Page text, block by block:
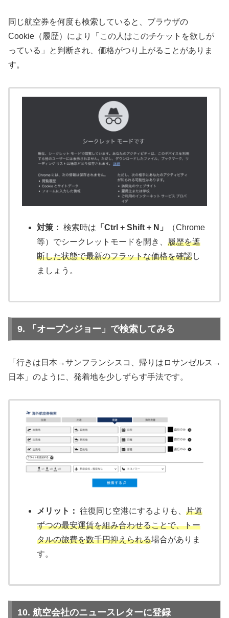
同じ航空券を何度も検索していると、ブラウザの
Cookie（履歴）により「この人はこのチケットを欲しが
っている」と判断され、価格がつり上がることがありま
す。
対策： 検索時は 「Ctrl + Shift + N」
（Chrome
等）でシークレットモードを開き、履歴を遮
断した状態で最新のフラットな価格を確認し
ましょう。
9. 「オープンジョー」で検索してみる
「行きは日本→サンフランシスコ、帰りはロサンゼルス→
日本」のように、発着地を少しずらす手法です。
メリット： 往復同じ空港にするよりも、片道
ずつの最安運賃を組み合わせることで、トー
タルの旅費を数千円抑えられる場合がありま
す。
10. 航空会社のニュースレターに登録